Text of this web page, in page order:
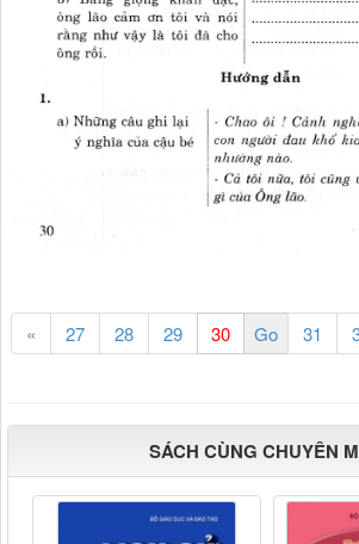
« 27 28 29 31
SÁCH CÙNG CHUYÊN